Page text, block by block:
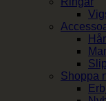
Shoppa